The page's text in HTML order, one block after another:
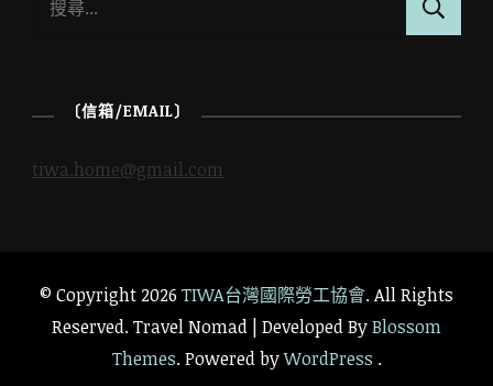
字:
〔信箱/EMAIL〕
tiwa.home@gmail.com
© Copyright 2026 TIWA台灣國際勞工協會. All Rights
Reserved.Travel Nomad | Developed ByBlossom
Themes. Powered byWordPress .